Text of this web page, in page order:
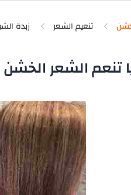
تنعيم الشعر زبدة
تنعم الشعر